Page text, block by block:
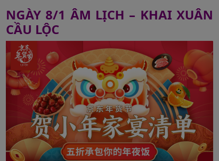
NGÀY 8/1 ÂM LỊCH – KHAI XUÂN
CẦU LỘC